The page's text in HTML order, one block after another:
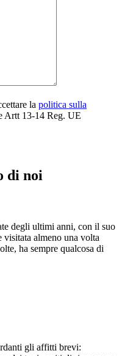
la politica sulla
Artt 13-14 Reg. UE
di noi
degli ultimi anni, con il suo
almeno una volta
ha sempre qualcosa di
gli affitti brevi: